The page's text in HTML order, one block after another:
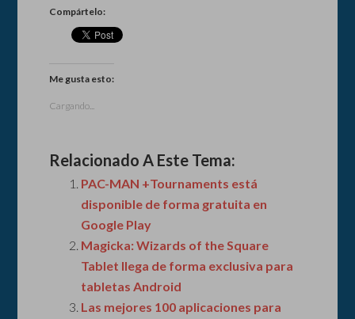
Compártelo:
Me gusta esto:
Cargando...
Relacionado A Este Tema:
PAC-MAN +Tournaments está
disponible de forma gratuita en
Google Play
Magicka: Wizards of the Square
Tablet llega de forma exclusiva para
tabletas Android
Las mejores 100 aplicaciones para